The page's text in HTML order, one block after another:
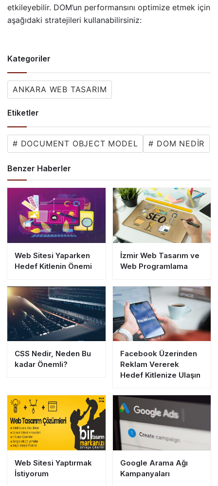
etkileyebilir. DOM’un performansını optimize etmek için
aşağıdaki stratejileri kullanabilirsiniz:
Kategoriler
ANKARA WEB TASARIM
Etiketler
# DOCUMENT OBJECT MODEL # DOM NEDIR
Benzer Haberler
Web Sitesi Yaparken
Hedef Kitlenin Önemi
İzmir Web Tasarım ve
Web Programlama
CSS Nedir, Neden Bu
kadar Önemli?
Facebook Üzerinden
Reklam Vererek
Hedef Kitlenize Ulaşın
Web Sitesi Yaptırmak
İstiyorum
Google Arama Ağı
Kampanyaları